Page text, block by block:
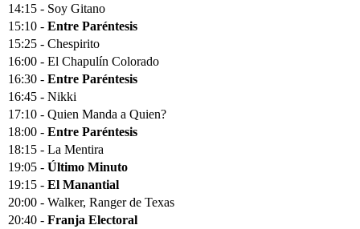
14:15 - Soy Gitano
15:10 - Entre Paréntesis
15:25 - Chespirito
16:00 - El Chapulín Colorado
16:30 - Entre Paréntesis
16:45 - Nikki
17:10 - Quien Manda a Quien?
18:00 - Entre Paréntesis
18:15 - La Mentira
19:05 - Último Minuto
19:15 - El Manantial
20:00 - Walker, Ranger de Texas
20:40 - Franja Electoral